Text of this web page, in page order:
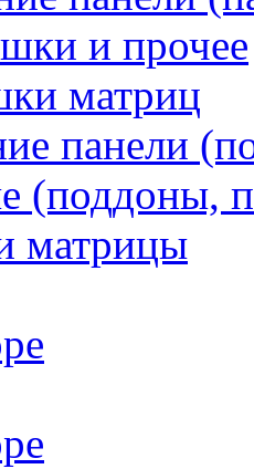
и прочее
матриц
панели
(поддоны,
матрицы